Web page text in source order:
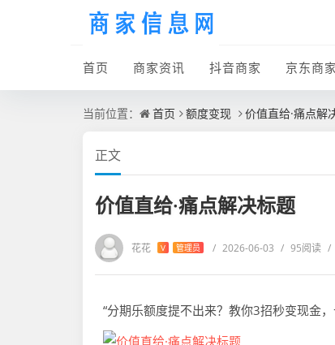
首页 商家资讯 抖音商家 京东商家
当前位置： 首页 额度变现 价值直给·痛点解
正文
价值直给·痛点解决标题
花花 V 管理员 / 2026-06-03 / 95阅读 /
“分期乐额度提不出来？教你3招秒变现金